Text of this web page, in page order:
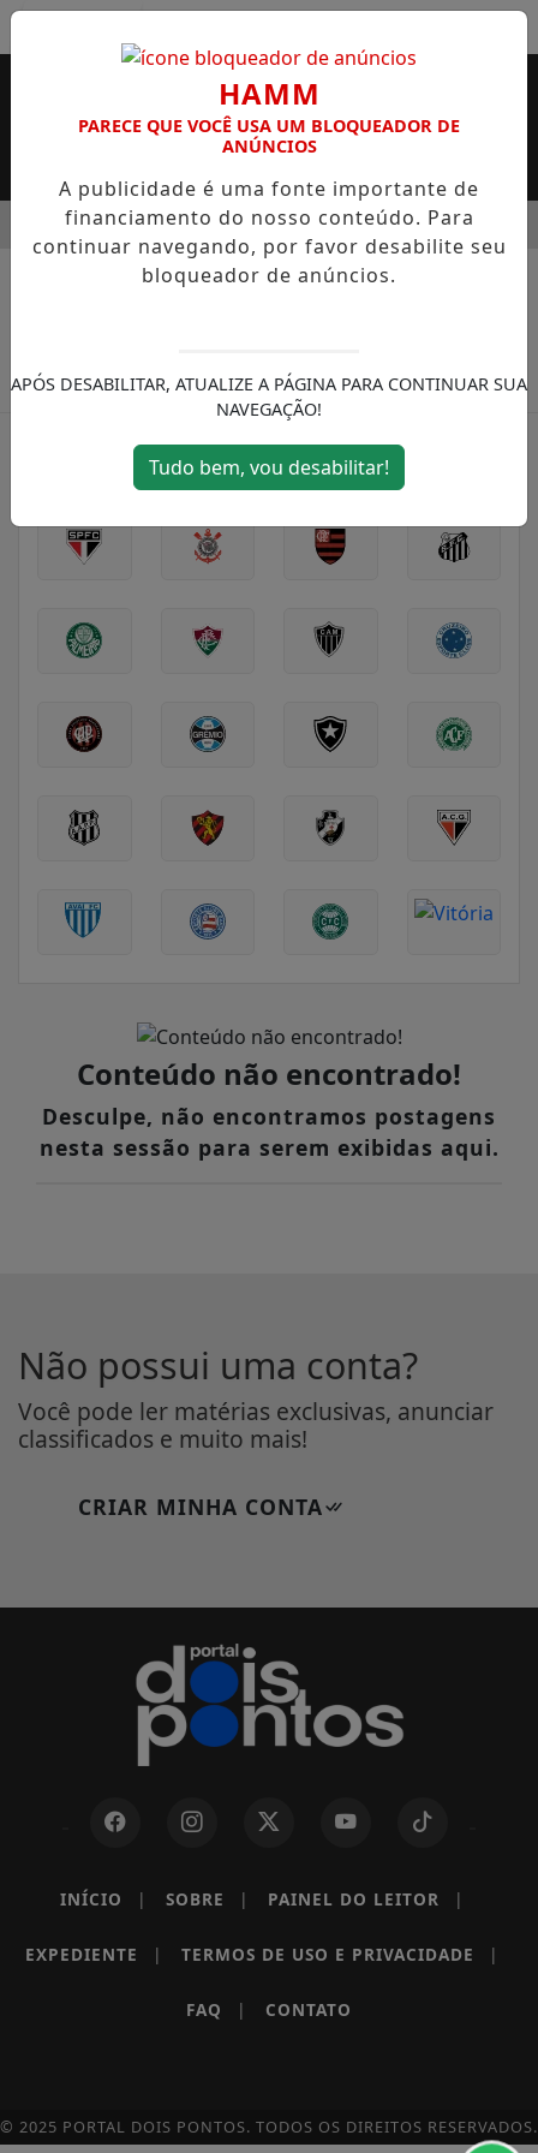
DO SUPERMERCADO ROSSI SERÁ BREVEMENTE
EM ALTA
MENU
/ FUTEBOL MANCHESTER CITY
SÉRIE B EUROPA
Conteúdo não encontrado!
Desculpe, não encontramos postagens
nesta sessão para serem exibidas aqui.
Não possui uma conta?
Você pode ler matérias exclusivas, anunciar
classificados e muito mais!
CRIAR MINHA CONTA
INÍCIO | SOBRE | PAINEL DO LEITOR |
EXPEDIENTE | TERMOS DE USO E PRIVACIDADE |
FAQ | CONTATO
© 2025 PORTAL DOIS PONTOS. TODOS OS DIREITOS RESERVADOS.
HAMM
PARECE QUE VOCÊ USA UM BLOQUEADOR DE
ANÚNCIOS
A publicidade é uma fonte importante de
financiamento do nosso conteúdo. Para
continuar navegando, por favor desabilite seu
bloqueador de anúncios.
APÓS DESABILITAR, ATUALIZE A PÁGINA PARA CONTINUAR SUA
NAVEGAÇÃO!
Tudo bem, vou desabilitar!
Termos de Uso e Privacidade
de Uso e Privacidade.